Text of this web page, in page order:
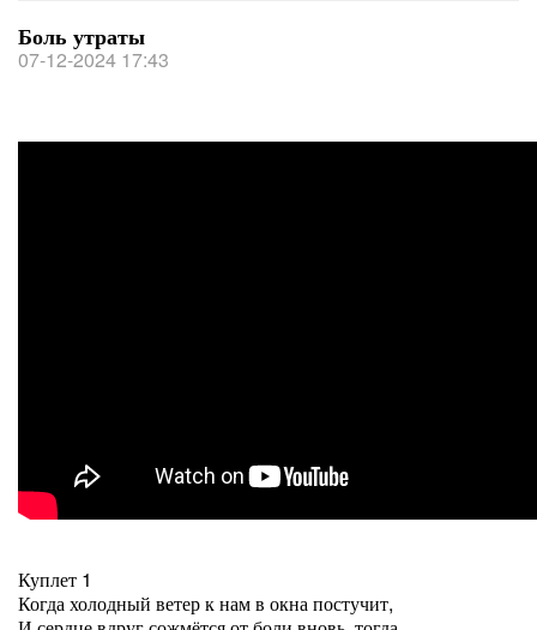
Боль утраты
07-12-2024 17:43
Куплет 1
Когда холодный ветер к нам в окна постучит,